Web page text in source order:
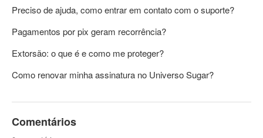
Preciso de ajuda, como entrar em contato com o suporte?
Pagamentos por pix geram recorrência?
Extorsão: o que é e como me proteger?
Como renovar minha assinatura no Universo Sugar?
Comentários